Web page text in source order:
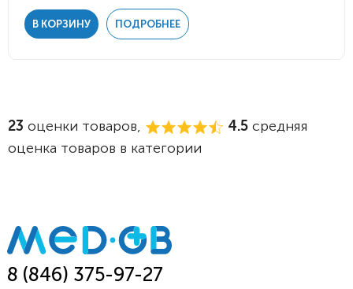
В КОРЗИНУ ПОДРОБНЕЕ
23 оценки товаров, 4.5 средняя
оценка товаров в категории
8 (846) 375-97-27